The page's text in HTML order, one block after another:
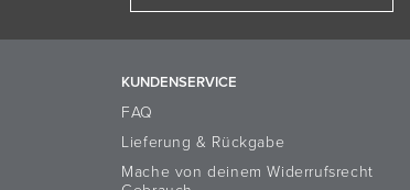
KUNDENSERVICE
FAQ
Lieferung & Rückgabe
Mache von deinem Widerrufsrecht